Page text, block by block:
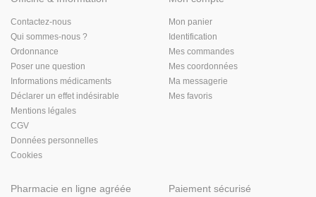
Contactez-nous
Qui sommes-nous ?
Ordonnance
Poser une question
Informations médicaments
Déclarer un effet indésirable
Mentions légales
CGV
Données personnelles
Cookies
Mon panier
Identification
Mes commandes
Mes coordonnées
Ma messagerie
Mes favoris
Pharmacie en ligne agréée Paiement sécurisé